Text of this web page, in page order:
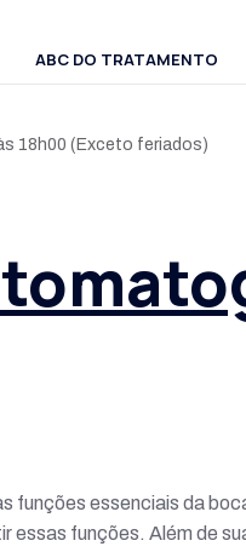
ABC DO TRATAMENTO
18h00 (Exceto feriados)
funções essenciais da
funções. Além de